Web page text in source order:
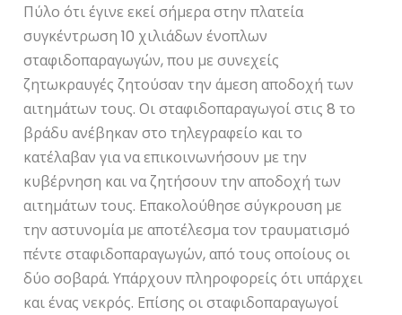
Πύλο ότι έγινε εκεί σήμερα στην πλατεία
συγκέντρωση 10 χιλιάδων ένοπλων
σταφιδοπαραγωγών, που με συνεχείς
ζητωκραυγές ζητούσαν την άμεση αποδοχή των
αιτημάτων τους. Οι σταφιδοπαραγωγοί στις 8 το
βράδυ ανέβηκαν στο τηλεγραφείο και το
κατέλαβαν για να επικοινωνήσουν με την
κυβέρνηση και να ζητήσουν την αποδοχή των
αιτημάτων τους. Επακολούθησε σύγκρουση με
την αστυνομία με αποτέλεσμα τον τραυματισμό
πέντε σταφιδοπαραγωγών, από τους οποίους οι
δύο σοβαρά. Υπάρχουν πληροφορείς ότι υπάρχει
και ένας νεκρός. Επίσης οι σταφιδοπαραγωγοί